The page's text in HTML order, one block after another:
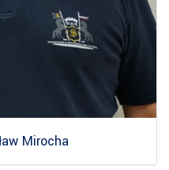
Mirocha